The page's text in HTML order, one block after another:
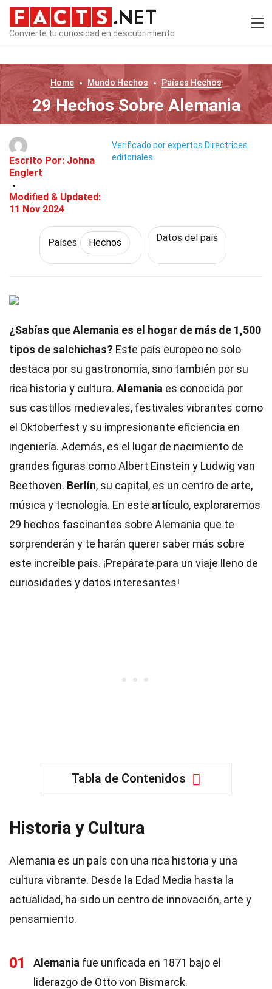
Convierte tu curiosidad en descubrimiento
Home Mundo Hechos Países Hechos
29 Hechos Sobre Alemania
Escrito Por: Johna
Englert
Modified & Updated:
11 Nov 2024
Verificado por expertos Directrices
editoriales
Países Hechos Datos del país
¿Sabías que Alemania es el hogar de más de 1,500
tipos de salchichas? Este país europeo no solo
destaca por su gastronomía, sino también por su
rica historia y cultura. Alemania es conocida por
sus castillos medievales, festivales vibrantes como
el Oktoberfest y su impresionante eficiencia en
ingeniería. Además, es el lugar de nacimiento de
grandes figuras como Albert Einstein y Ludwig van
Beethoven. Berlín, su capital, es un centro de arte,
música y tecnología. En este artículo, exploraremos
29 hechos fascinantes sobre Alemania que te
sorprenderán y te harán querer saber más sobre
este increíble país. ¡Prepárate para un viaje lleno de
curiosidades y datos interesantes!
Tabla de Contenidos
Historia y Cultura
Alemania es un país con una rica historia y una
cultura vibrante. Desde la Edad Media hasta la
actualidad, ha sido un centro de innovación, arte y
pensamiento.
01 Alemania fue unificada en 1871 bajo el
liderazgo de Otto von Bismarck.